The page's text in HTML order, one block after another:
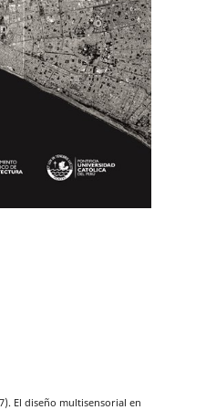
El diseño multisensorial en